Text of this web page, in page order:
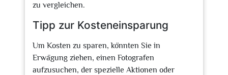
zu vergleichen.
Tipp zur Kosteneinsparung
Um Kosten zu sparen, könnten Sie in
Erwägung ziehen, einen Fotografen
aufzusuchen, der spezielle Aktionen oder